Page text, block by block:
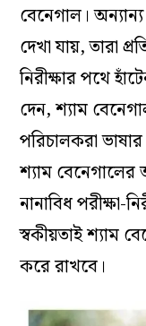
বেনেগাল।
দেখা যায়, তারা
নিরীক্ষার পথে
দেন, শ্যাম
পরিচালকরা
শ্যাম বেনেগালের
নানাবিধ পরীক্ষা-
স্বকীয়তাই শ্যাম
করে রাখবে।